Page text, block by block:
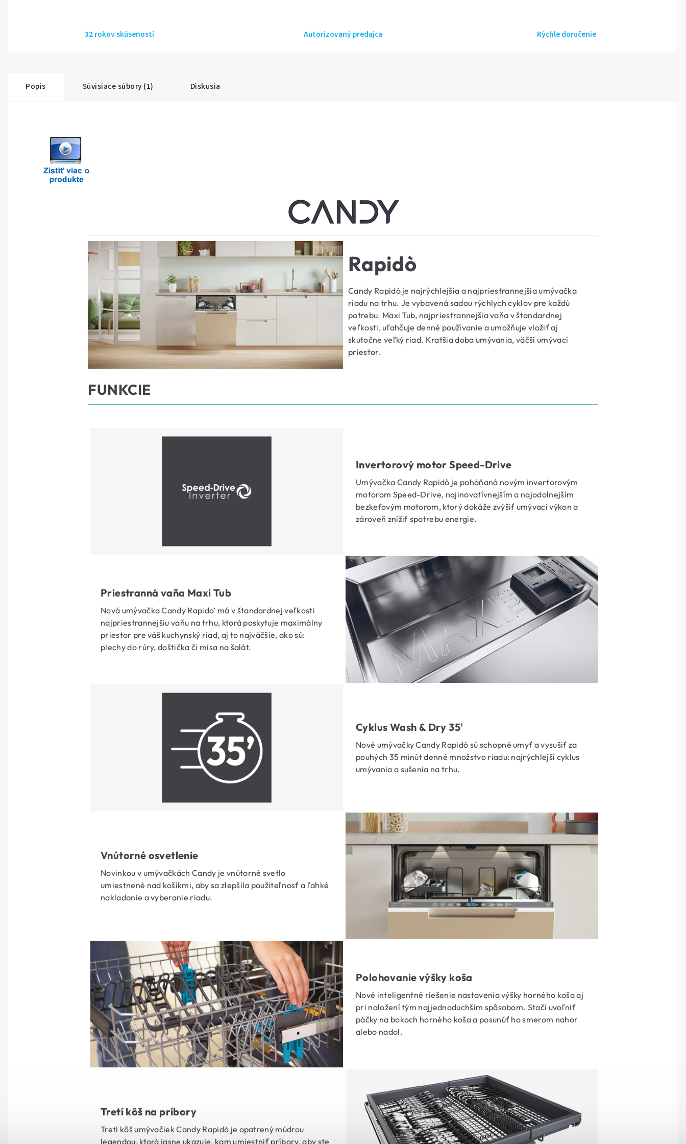
32 rokov skúseností Autorizovaný predajca Rýchle doručenie
Popis Súvisiace súbory (1) Diskusia
Rapidò
Candy Rapidò je najrýchlejšia a najpriestrannejšia umývačka
riadu na trhu. Je vybavená sadou rýchlych cyklov pre každú
potrebu. Maxi Tub, najpriestrannejšia vaňa v štandardnej
veľkosti, uľahčuje denné používanie a umožňuje vložiť aj
skutočne veľký riad. Kratšia doba umývania, väčší umývací
priestor.
FUNKCIE
Invertorový motor Speed-Drive
Umývačka Candy Rapidò je poháňaná novým invertorovým
motorom Speed-Drive, najinovatívnejším a najodolnejším
bezkefovým motorom, ktorý dokáže zvýšiť umývací výkon a
zároveň znížiť spotrebu energie.
Priestranná vaňa Maxi Tub
Nová umývačka Candy Rapido’ má v štandardnej veľkosti
najpriestrannejšiu vaňu na trhu, ktorá poskytuje maximálny
priestor pre váš kuchynský riad, aj to najväčšie, ako sú:
plechy do rúry, doštička či misa na šalát.
Cyklus Wash & Dry 35'
Nové umývačky Candy Rapidò sú schopné umyť a vysušiť za
pouhých 35 minút denné množstvo riadu: najrýchlejší cyklus
umývania a sušenia na trhu.
Vnútorné osvetlenie
Novinkou v umývačkách Candy je vnútorné svetlo
umiestnené nad košíkmi, aby sa zlepšila použiteľnosť a ľahké
nakladanie a vyberanie riadu.
Polohovanie výšky koša
Nové inteligentné riešenie nastavenia výšky horného koša aj
pri naložení tým najjednoduchším spôsobom. Stačí uvoľniť
páčky na bokoch horného koša a posunúť ho smerom nahor
alebo nadol.
Tretí kôš na príbory
Tretí kôš umývačiek Candy Rapidò je opatrený múdrou
legendou, ktorá jasne ukazuje, kam umiestniť príbory, aby ste